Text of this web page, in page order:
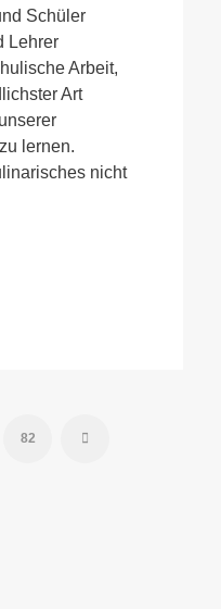
Schüler
Lehrer
Arbeit,
Art
lernen.
nicht
82